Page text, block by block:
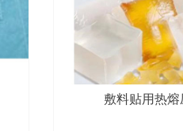
敷料贴用热熔